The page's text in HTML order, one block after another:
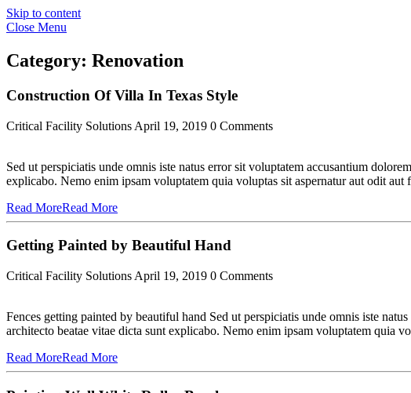
Skip to content
Close Menu
Category: Renovation
Construction Of Villa In Texas Style
Critical Facility Solutions April 19, 2019 0 Comments
Sed ut perspiciatis unde omnis iste natus error sit voluptatem accusantium
explicabo. Nemo enim ipsam voluptatem quia voluptas sit aspernatur aut odit
Read MoreRead More
Getting Painted by Beautiful Hand
Critical Facility Solutions April 19, 2019 0 Comments
Fences getting painted by beautiful hand Sed ut perspiciatis unde omnis iste
architecto beatae vitae dicta sunt explicabo. Nemo enim ipsam voluptatem quia
Read MoreRead More